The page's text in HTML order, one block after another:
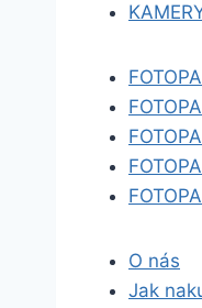
O nás
Jak